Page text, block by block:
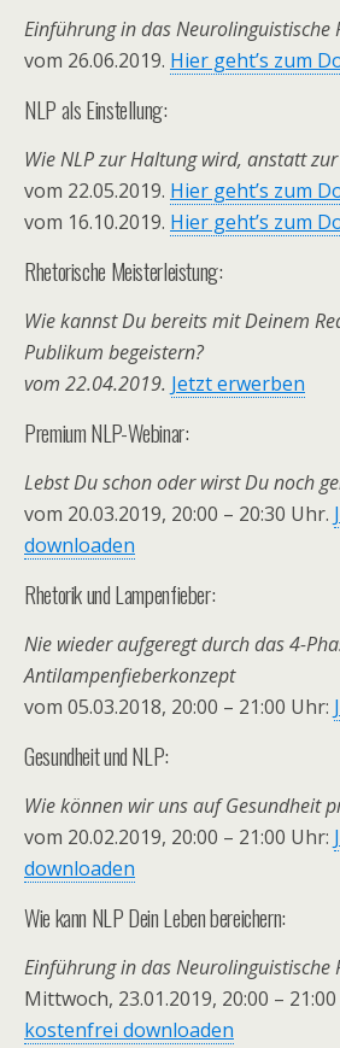
Einführung in das Neurolinguistische
vom 26.06.2019. Hier geht’s zum
NLP als Einstellung:
Wie NLP zur Haltung wird, anstatt
vom 22.05.2019. Hier geht’s zum
vom 16.10.2019. Hier geht’s zum
Rhetorische Meisterleistung:
Wie kannst Du bereits mit Deinem
Publikum begeistern?
vom 22.04.2019. Jetzt erwerben
Premium NLP-Webinar:
Lebst Du schon oder wirst Du noch
vom 20.03.2019, 20:00 – 20:30 Uhr.
downloaden
Rhetorik und Lampenfieber:
Nie wieder aufgeregt durch das 4-
Antilampenfieberkonzept
vom 05.03.2018, 20:00 – 21:00 Uhr:
Gesundheit und NLP:
Wie können wir uns auf Gesundheit
vom 20.02.2019, 20:00 – 21:00 Uhr:
downloaden
Wie kann NLP Dein Leben bereichern:
Einführung in das Neurolinguistische
Mittwoch, 23.01.2019, 20:00 –
kostenfrei downloaden